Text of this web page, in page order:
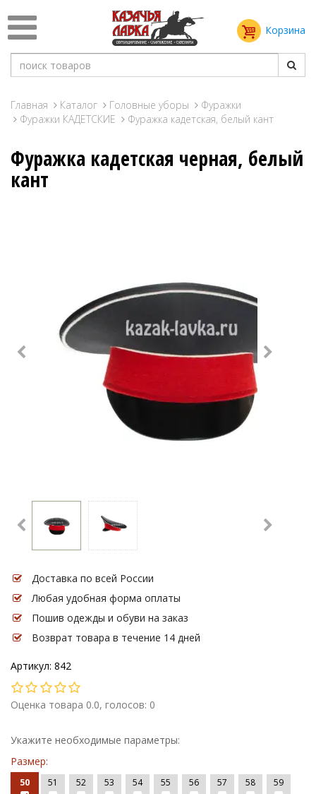
Корзина
Главная Каталог Головные уборы
Фуражки
Фуражки КАДЕТСКИЕ
Фуражка кадетская, белый кант
Фуражка кадетская черная, белый
кант
Доставка по всей России
Любая удобная форма оплаты
Пошив одежды и обуви на заказ
Возврат товара в течение 14 дней
Артикул: 842
Оценка товара 0.0, голосов: 0
Укажите необходимые параметры:
Размер:
50 51 52 53 54 55 56 57 58 59